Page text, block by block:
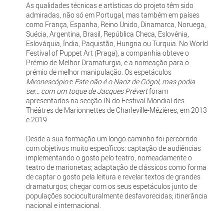
As qualidades técnicas e artísticas do projeto têm sido
admiradas, não só em Portugal, mas também em países
como França, Espanha, Reino Unido, Dinamarca, Noruega,
Suécia, Argentina, Brasil, República Checa, Eslovénia,
Eslováquia, Índia, Paquistão, Hungria ou Turquia. No World
Festival of Puppet Art (Praga), a companhia obteve o
Prémio de Melhor Dramaturgia, e a nomeação para o
prémio de melhor manipulação. Os espetáculos
Mironescópioe Este não é o Nariz de Gógol, mas podia
ser... com um toque de Jacques Prévertforam
apresentados na secção IN do Festival Mondial des
Théâtres de Marionnettes de Charleville-Mézières, em 2013
e 2019.
Desde a sua formação um longo caminho foi percorrido
com objetivos muito específicos: captação de audiências
implementando o gosto pelo teatro, nomeadamente o
teatro de marionetas; adaptação de clássicos como forma
de captar o gosto pela leitura e revelar textos de grandes
dramaturgos; chegar com os seus espetáculos junto de
populações socioculturalmente desfavorecidas; itinerância
nacional e internacional.